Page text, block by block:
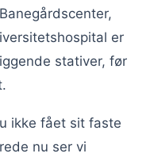
er
stativer, før
ikke fået sit faste
nu ser vi